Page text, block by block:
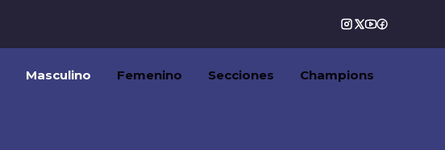
Masculino Femenino Secciones Champions